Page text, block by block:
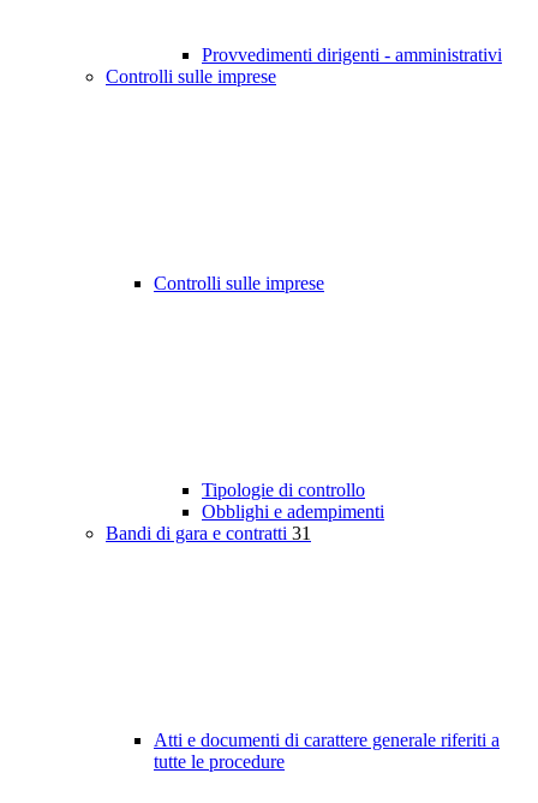
Provvedimenti dirigenti - amministrativi
Controlli sulle imprese
Controlli sulle imprese
Tipologie di controllo
Obblighi e adempimenti
Bandi di gara e contratti 31
Atti e documenti di carattere generale riferiti a
tutte le procedure